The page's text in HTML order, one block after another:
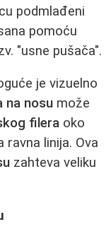
podmlađeni
pomoću
"usne pušača".
je vizuelno
na nosu može
filera oko
linija. Ova
zahteva veliku